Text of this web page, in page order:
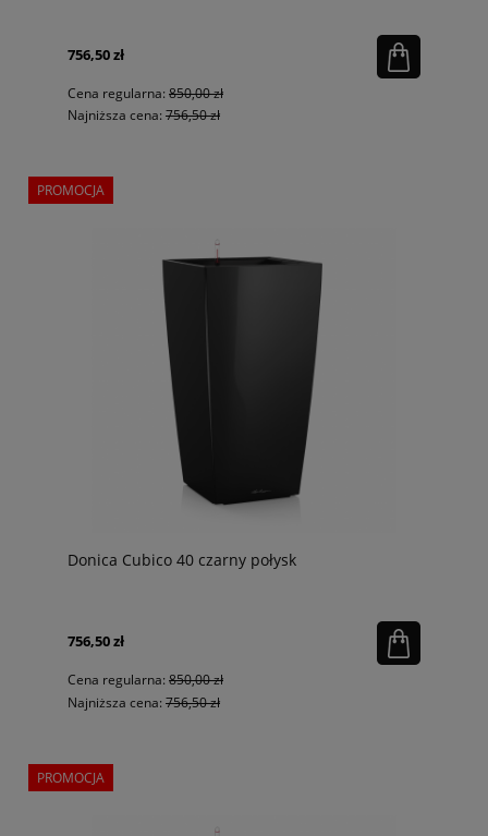
756,50 zł
Cena regularna: 850,00 zł
Najniższa cena: 756,50 zł
Donica Cubico 40 czarny połysk
756,50 zł
Cena regularna: 850,00 zł
Najniższa cena: 756,50 zł
PROMOCJA
PROMOCJA